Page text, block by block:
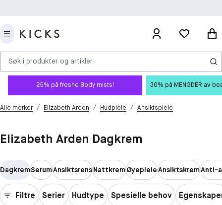
Søk i produkter og artikler
25% på freshe Body mists! 30% på MENGDER av
Alle merker / Elizabeth Arden / Hudpleie / Ansiktspleie
Elizabeth Arden Dagkrem
DagkremSerumAnsiktsrensNattkremØyepleieAnsiktskremAnti-
Filtre Serier Hudtype Spesielle behov